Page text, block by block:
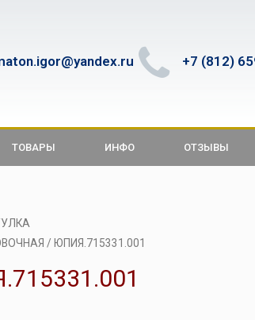
+7 (812)
ТОВАРЫ ИНФО ОТЗЫВЫ
/ ЮПИЯ.715331.001